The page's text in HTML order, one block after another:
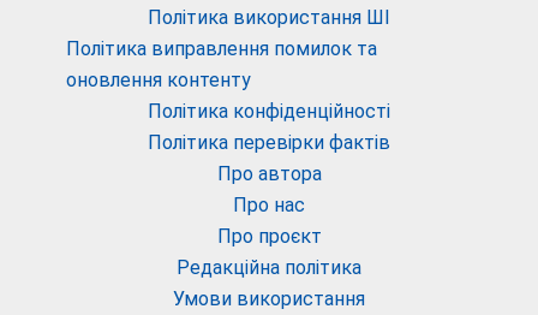
Політика використання ШІ
Політика виправлення помилок та
оновлення контенту
Політика конфіденційності
Політика перевірки фактів
Про автора
Про нас
Про проєкт
Редакційна політика
Умови використання